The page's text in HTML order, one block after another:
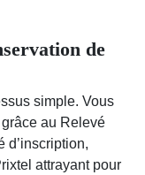
de
simple. Vous
au Relevé
d’inscription,
attrayant pour